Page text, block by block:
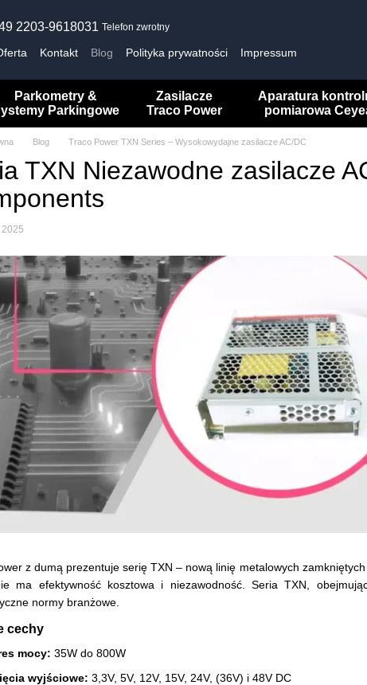
2203-9618031 Telefon zwrotny
Kontakt Blog Polityka prywatności Impressum
Parkometry &
Parkingowe
Zasilacze
Traco Power
Aparatura
pomiarowa
Blog Traco Power TXN Series – Wysokowydajne zasilacze AC/DC
TXN Niezawodne zasilacze
z dumą prezentuje serię TXN – nową linię metalowych
ma efektywność kosztowa i niezawodność. Seria TXN,
normy branżowe.
cechy
mocy: 35W do 800W
wyjściowe: 3,3V, 5V, 12V, 15V, 24V, (36V) i 48V DC